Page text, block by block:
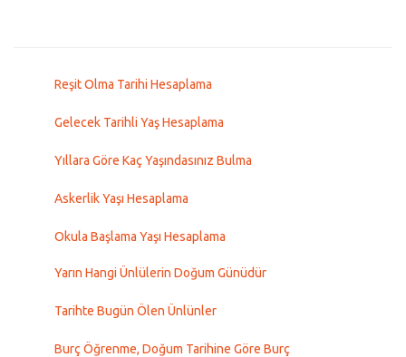
Reşit Olma Tarihi Hesaplama
Gelecek Tarihli Yaş Hesaplama
Yıllara Göre Kaç Yaşındasınız Bulma
Askerlik Yaşı Hesaplama
Okula Başlama Yaşı Hesaplama
Yarın Hangi Ünlülerin Doğum Günüdür
Tarihte Bugün Ölen Ünlünler
Burç Öğrenme, Doğum Tarihine Göre Burç